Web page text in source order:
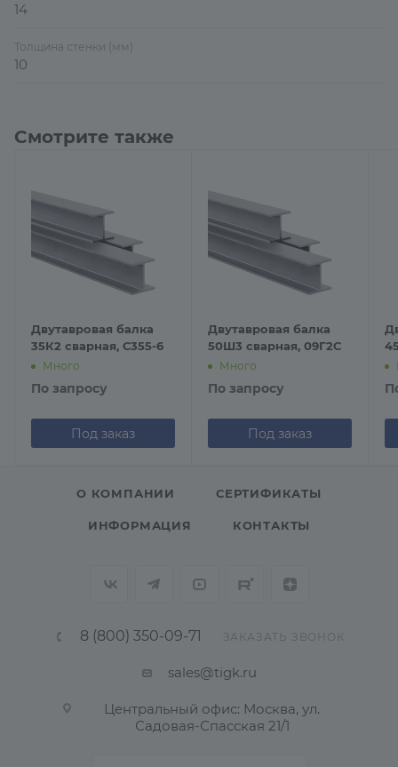
14
Толщина стенки (мм)
10
Смотрите также
Двутавровая балка
35К2 сварная, С355-6
Много
По запросу
Под заказ
Двутавровая балка
50Ш3 сварная, 09Г2С
Много
По запросу
Под заказ
О КОМПАНИИ СЕРТИФИКАТЫ
ИНФОРМАЦИЯ КОНТАКТЫ
8 (800) 350-09-71 ЗАКАЗАТЬ ЗВОНОК
sales@tigk.ru
Центральный офис: Москва, ул.
Садовая-Спасская 21/1